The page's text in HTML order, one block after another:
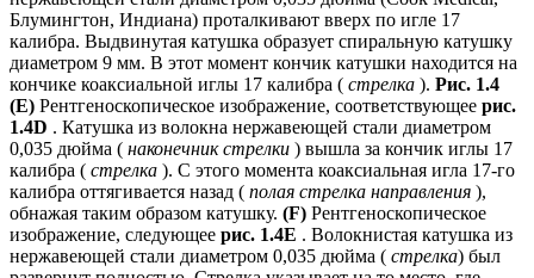
Блумингтон, Индиана) проталкивают вверх по игле 17
калибра. Выдвинутая катушка образует спиральную катушку
диаметром 9 мм. В этот момент кончик катушки находится на
кончике коаксиальной иглы 17 калибра ( стрелка ). Рис. 1.4
(E) Рентгеноскопическое изображение, соответствующее рис.
1.4D . Катушка из волокна нержавеющей стали диаметром
0,035 дюйма ( наконечник стрелки ) вышла за кончик иглы 17
калибра ( стрелка ). С этого момента коаксиальная игла 17-го
калибра оттягивается назад ( полая стрелка направления ),
обнажая таким образом катушку. (F) Рентгеноскопическое
изображение, следующее рис. 1.4E . Волокнистая катушка из
нержавеющей стали диаметром 0,035 дюйма ( стрелка) был